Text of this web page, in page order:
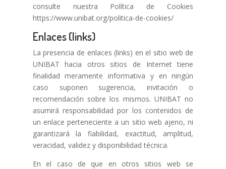
consulte nuestra Política de Cookies
https://www.unibat.org/politica-de-cookies/
Enlaces (links)
La presencia de enlaces (links) en el sitio web de
UNIBAT hacia otros sitios de Internet tiene
finalidad meramente informativa y en ningún
caso suponen sugerencia, invitación o
recomendación sobre los mismos. UNIBAT no
asumirá responsabilidad por los contenidos de
un enlace perteneciente a un sitio web ajeno, ni
garantizará la fiabilidad, exactitud, amplitud,
veracidad, validez y disponibilidad técnica.
En el caso de que en otros sitios web se